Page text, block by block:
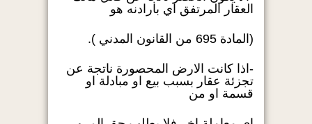
العقار المرتفق اي بارادنه هو
(المادة 695 من القانون المدني ).
-اذا كانت الارض المحصورة ناتجة عن
تجزئة عقار بسبب بيع او مبادلة او
قسمة او من